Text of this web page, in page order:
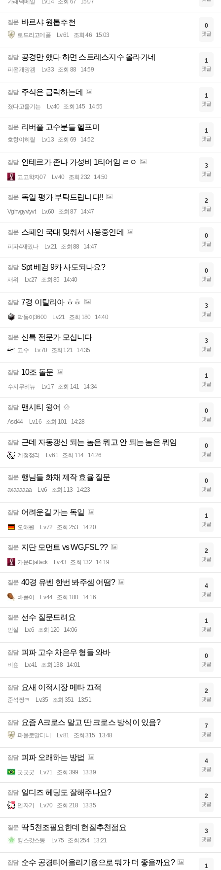
가래떡베일 Lv.14 조회 67 15:07
질문 바르샤 원톱추천
로드리고데폴 Lv.61 조회 46 15:03
0
댓글
잡담 공경만 했다 하면 스트레스지수 올라가네
피온개망겜 Lv.33 조회 88 14:59
1
댓글
잡담 주식은 급락하는데
졌다고울기는 Lv.40 조회 145 14:55
1
댓글
질문 리버풀 고수분들 헬프미
호항이히릴 Lv.13 조회 69 14:52
1
댓글
잡담 인테르가 존나 가성비 1티어임 ㄹㅇ
고고학자07 Lv.40 조회 232 14:50
3
댓글
질문 독일 평가 부탁드립니다!!
Vghvgyvtyvt Lv.60 조회 87 14:47
2
댓글
질문 스페인 국대 맞춰서 사용중인데
피파4재밌나 Lv.21 조회 88 14:47
0
댓글
잡담 Spt 베컴 9카 사도되나요?
재위 Lv.27 조회 85 14:40
0
댓글
잡담 7경 이탈리아 ㅎㅎ
막둥이3600 Lv.21 조회 180 14:40
3
댓글
질문 신특 전문가 모십니다
고수 Lv.70 조회 121 14:35
3
댓글
잡담 10조 돌문
수지무리뉴 Lv.17 조회 141 14:34
1
댓글
잡담 맨시티 윙어
Asd44 Lv.16 조회 101 14:28
0
댓글
잡담 근데 자동갱신 되는 놈은 뭐고 안 되는 놈은 뭐임
계정정리 Lv.61 조회 114 14:26
0
댓글
질문 행님들 화채 제작 효율 질문
axaaaaaa Lv.6 조회 113 14:23
0
댓글
잡담 어려운길 가는 독일
오해원 Lv.72 조회 253 14:20
1
댓글
질문 지단 모먼트 vs WG,FSL ??
카운터attack Lv.43 조회 132 14:19
2
댓글
질문 40경 유벤 한번 봐주셈 어떰?
바풀이 Lv.44 조회 180 14:16
4
댓글
질문 선수 질문드려요
민실 Lv.6 조회 120 14:06
1
댓글
잡담 피파 고수 차은우 형들 와바
비숖 Lv.41 조회 138 14:01
0
댓글
잡담 요새 이적시장 메타 끄적
준석짱ㅋ Lv.35 조회 351 13:51
2
댓글
잡담 요즘 A크로스 말고 딴 크로스 방식이 있음?
파울로말디니 Lv.81 조회 315 13:48
7
댓글
잡담 피파 오래하는 방법
굿굿굿 Lv.71 조회 399 13:39
4
댓글
잡담 일디즈 헤딩도 잘해주나요?
인자기 Lv.70 조회 218 13:35
2
댓글
질문 딱 5천조필요한데 현질추천점요
킹스갓스몽 Lv.75 조회 254 13:21
3
댓글
잡담 순수 공경티어올리기용으로 뭐가 더 좋을까요? 1